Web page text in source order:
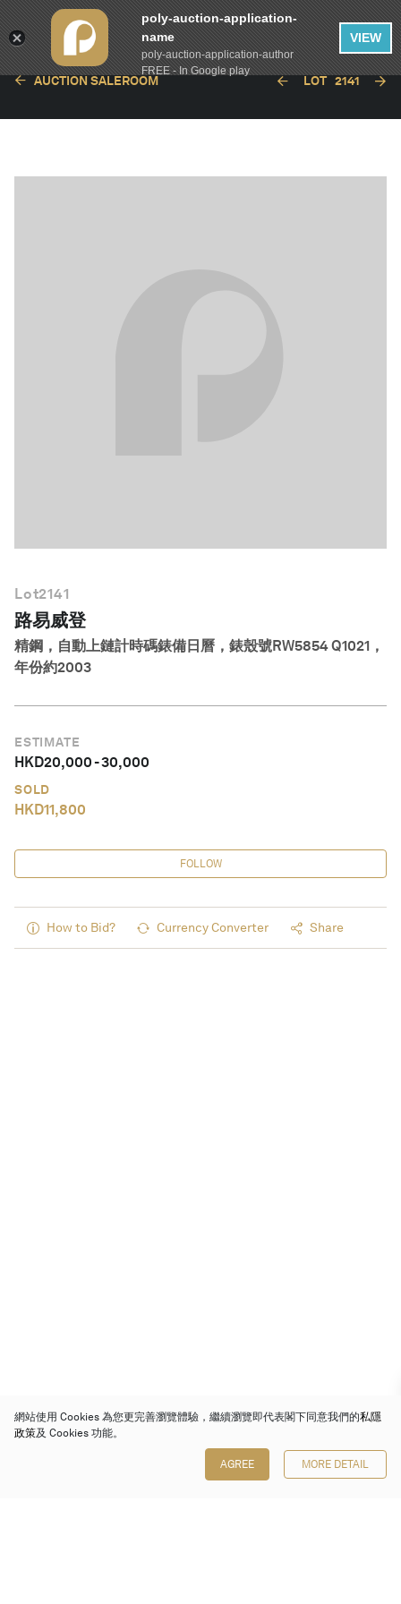
AUCTION SALEROOM LOT 2141
Lot2141
路易威登
精鋼，自動上鏈計時碼錶備日曆，錶殼號RW5854 Q1021，
年份約2003
ESTIMATE
HKD20,000-30,000
SOLD
HKD11,800
FOLLOW
How to Bid? Currency Converter Share
網站使用 Cookies 為您更完善瀏覽體驗，繼續瀏覽即代表閣下同意我們的私隱
政策及 Cookies 功能。
AGREE MORE DETAIL
poly-auction-application-
name
poly-auction-application-author
FREE - In Google play
VIEW